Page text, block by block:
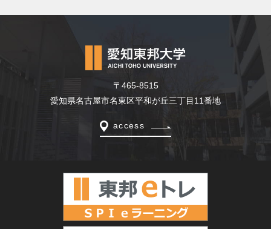
〒465-8515
愛知県名古屋市名東区平和が丘三丁目11番地
access